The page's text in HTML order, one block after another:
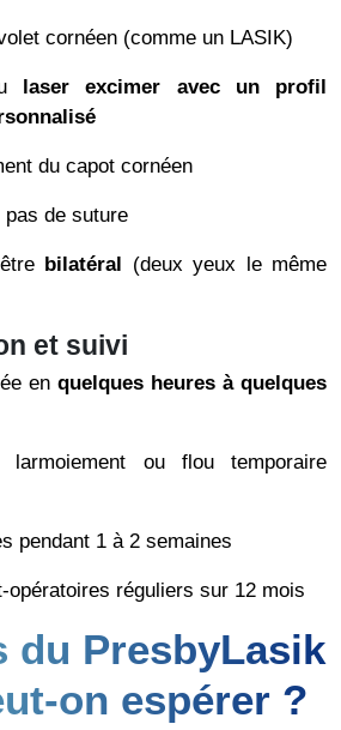
cornéen (comme un LASIK)
laser excimer avec un profil
du capot cornéen
pas de suture
bilatéral
(deux yeux le même
et suivi
en quelques heures à quelques
larmoiement ou flou temporaire
pendant 1 à 2 semaines
opératoires réguliers sur 12 mois
du PresbyLasik
on espérer ?